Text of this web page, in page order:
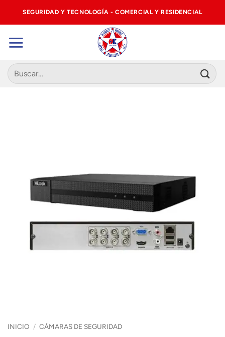
SEGURIDAD Y TECNOLOGÍA - COMERCIAL Y RESIDENCIAL
Buscar
por:
INICIO / CÁMARAS DE SEGURIDAD